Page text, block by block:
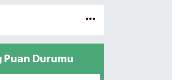
Puan Durumu